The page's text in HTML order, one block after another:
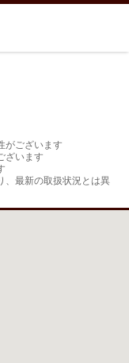
がございます
ざいます
、最新の取扱状況とは異